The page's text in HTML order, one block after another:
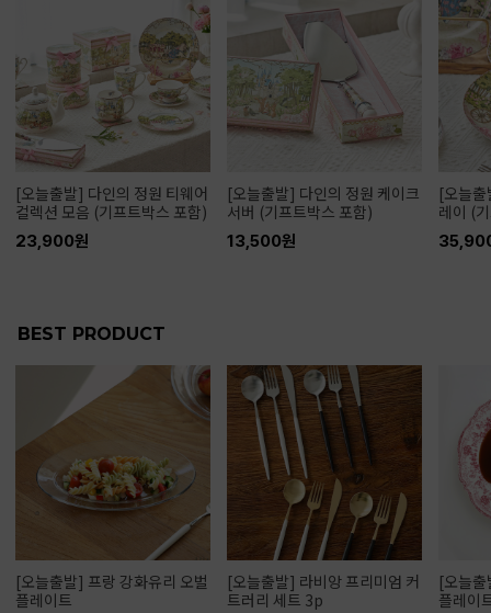
[오늘출발] 다인의 정원 티웨어
컬렉션 모음 (기프트박스 포함)
23,900원
[오늘출발] 다인의 정원 케이크
서버 (기프트박스 포함)
13,500원
[오늘
레이 (
BEST PRODUCT
[오늘출발] 프랑 강화유리 오벌
플레이트
[오늘출발] 라비앙 프리미엄 커
트러리 세트 3p
[오늘
플레이